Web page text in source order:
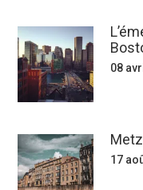
08
17